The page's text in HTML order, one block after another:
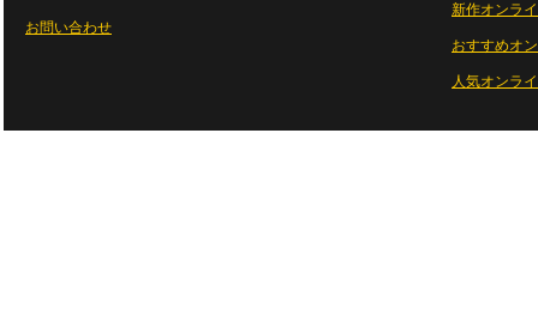
お問い合わせ
新作オンラ
おすすめオ
人気オンラ